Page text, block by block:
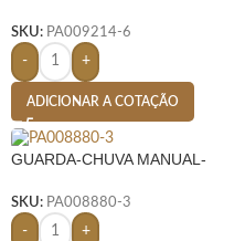
SKU: PA009214-6
- +
ADICIONAR A COTAÇÃO
GUARDA-CHUVA MANUAL-
SKU: PA008880-3
- +